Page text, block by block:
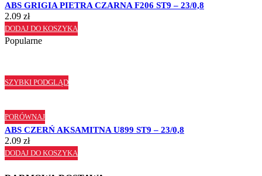
ABS GRIGIA PIETRA CZARNA F206 ST9 – 23/0,8
2.09 zł
DODAJ DO KOSZYKA
Popularne
SZYBKI PODGLĄD
PORÓWNAJ
ABS CZERŃ AKSAMITNA U899 ST9 – 23/0,8
2.09 zł
DODAJ DO KOSZYKA